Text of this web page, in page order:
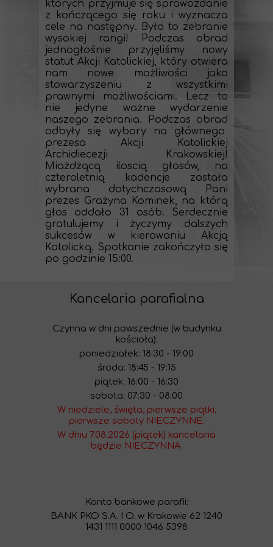
których przyjmuje się sprawozdanie
z kończącego się roku i wyznacza
cele na następny. Było to zebranie
wysokiej rangi! Podczas obrad
jednogłośnie przyjęliśmy nowy
statut Akcji Katolickiej, który otwiera
nam nowe możliwości jako
stowarzyszeniu z wszystkimi
prawnymi możliwościami. Lecz to
nie jedyne ważne wydarzenie
naszego zebrania. Podczas obrad
odbyły się wybory na głównego
prezesa Akcji Katolickiej
Archidiecezji Krakowskiej!
Miażdżącą iloscią głosów, na
czteroletnią kadencje została
wybrana dotychczasową Pani
prezes Grażyna Kominek, na którą
głos oddało 31 osób. Serdecznie
gratulujemy i życzymy dalszych
sukcesów w kierowaniu Akcją
Katolicką. Spotkanie zakończyło się
po godzinie 15:00.
Kancelaria parafialna
Czynna w dni powszednie (w budynku
kościoła):
poniedziałek: 18:30 - 19:00
środa: 18:45 - 19:15
piątek: 16:00 - 16:30
sobota: 07:30 - 08:00
W niedziele, święta, pierwsze piątki,
pierwsze soboty NIECZYNNE.
W dniu 7.08.2026 (piątek) kancelaria
będzie NIECZYNNA.
Konto bankowe parafii:
BANK PKO S.A. I O. w Krakowie 62 1240
1431 1111 0000 1046 5398